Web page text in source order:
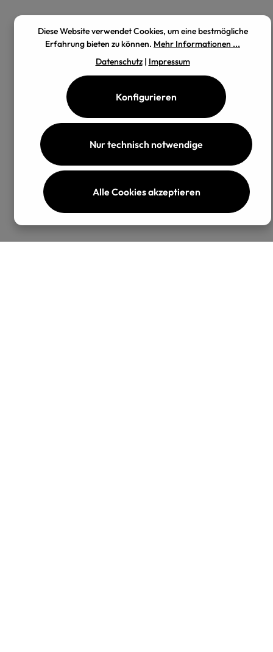
Diese Website verwendet Cookies, um eine bestmögliche
Erfahrung bieten zu können. Mehr Informationen ...
Datenschutz| Impressum
Nur technisch notwendige
Konfigurieren
Alle Cookies akzeptieren